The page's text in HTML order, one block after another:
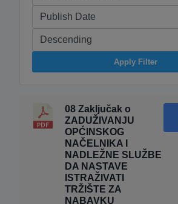
Apply Filter
08 Zaključak o
ZADUŽIVANJU
OPĆINSKOG
NAČELNIKA I
NADLEŽNE SLUŽBE
DA NASTAVE
ISTRAŽIVATI
TRŽIŠTE ZA
NABAVKU